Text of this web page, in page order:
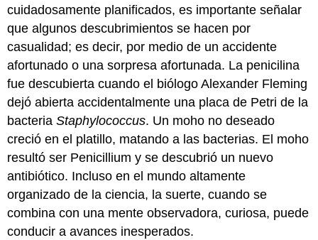
cuidadosamente planificados, es importante señalar
que algunos descubrimientos se hacen por
casualidad; es decir, por medio de un accidente
afortunado o una sorpresa afortunada. La penicilina
fue descubierta cuando el biólogo Alexander Fleming
dejó abierta accidentalmente una placa de Petri de la
bacteriaStaphylococcus. Un moho no deseado
creció en el platillo, matando a las bacterias. El moho
resultó ser Penicillium y se descubrió un nuevo
antibiótico. Incluso en el mundo altamente
organizado de la ciencia, la suerte, cuando se
combina con una mente observadora, curiosa, puede
conducir a avances inesperados.